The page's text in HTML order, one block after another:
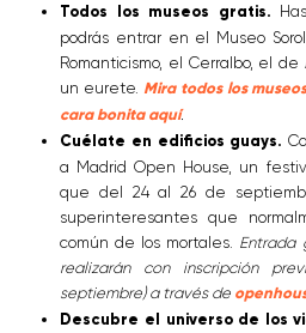
Todos los museos gratis.
podrás entrar en el Museo
Romanticismo, el Cerralbo, el
un eurete. Mira todos los
cara bonita aquí.
Cuélate en edificios guays.
a Madrid Open House, un
que del 24 al 26 de
superinteresantes que
común de los mortales. Entrada
realizarán con inscripción
septiembre) a través de
Descubre el universo de los